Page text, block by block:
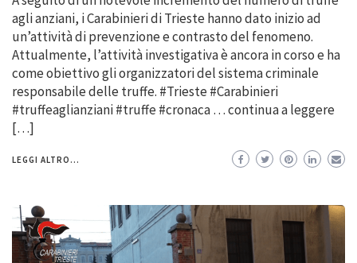
agli anziani, i Carabinieri di Trieste hanno dato inizio ad
un’attività di prevenzione e contrasto del fenomeno.
Attualmente, l’attività investigativa è ancora in corso e ha
come obiettivo gli organizzatori del sistema criminale
responsabile delle truffe. #Trieste #Carabinieri
#truffeaglianziani #truffe #cronaca … continua a leggere
[…]
LEGGI ALTRO...